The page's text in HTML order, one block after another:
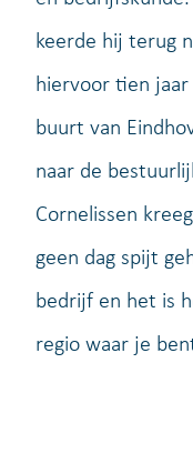
keerde hij terug
hiervoor tien
buurt van
naar de
Cornelissen
geen dag spijt
bedrijf en het is
regio waar je